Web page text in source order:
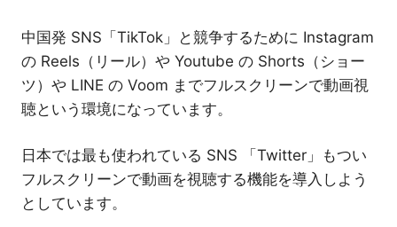
中国発 SNS「TikTok」と競争するために Instagram
の Reels（リール）や Youtube の Shorts（ショー
ツ）や LINE の Voom までフルスクリーンで動画視
聴という環境になっています。
日本では最も使われている SNS 「Twitter」もつい
フルスクリーンで動画を視聴する機能を導入しよう
としています。